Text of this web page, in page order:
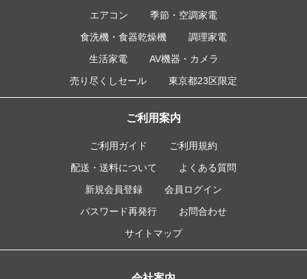
エアコン
季節・空調家電
食洗機・食器乾燥機
調理家電
生活家電
AV機器・カメラ
売り尽くしセール
東京都23区限定
ご利用案内
ご利用ガイド
ご利用規約
配送・送料について
よくある質問
新規会員登録
会員ログイン
パスワード再発行
お問合わせ
サイトマップ